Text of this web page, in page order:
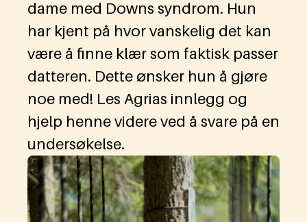
dame med Downs syndrom. Hun
har kjent på hvor vanskelig det kan
være å finne klær som faktisk passer
datteren. Dette ønsker hun å gjøre
noe med! Les Agrias innlegg og
hjelp henne videre ved å svare på en
undersøkelse.